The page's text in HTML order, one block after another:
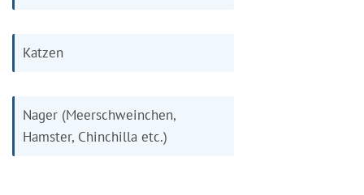
Katzen
Nager (Meerschweinchen,
Hamster, Chinchilla etc.)